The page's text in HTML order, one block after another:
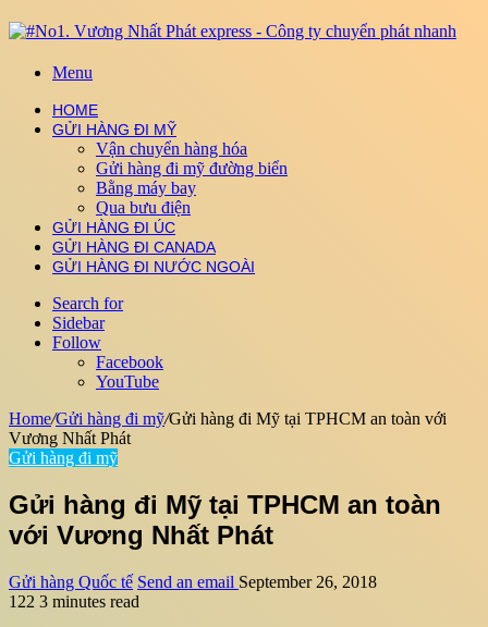
Menu
HOME
GỬI HÀNG ĐI MỸ
Vận chuyển hàng hóa
Gửi hàng đi mỹ đường biển
Bằng máy bay
Qua bưu điện
GỬI HÀNG ĐI ÚC
GỬI HÀNG ĐI CANADA
GỬI HÀNG ĐI NƯỚC NGOÀI
Search for
Sidebar
Follow
Facebook
YouTube
Home/Gửi hàng đi mỹ/Gửi hàng đi Mỹ tại TPHCM an toàn với
Vương Nhất Phát
Gửi hàng đi mỹ
Gửi hàng đi Mỹ tại TPHCM an toàn
với Vương Nhất Phát
Gửi hàng Quốc tế Send an email September 26, 2018
122 3 minutes read